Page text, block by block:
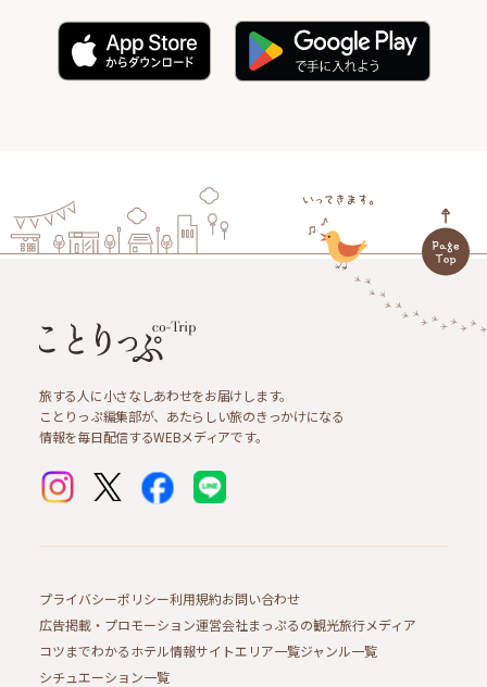
旅する人に小さなしあわせをお届けします。
ことりっぷ編集部が、あたらしい旅のきっかけになる
情報を毎日配信するWEBメディアです。
プライバシーポリシー利用規約お問い合わせ
広告掲載・プロモーション運営会社まっぷるの観光旅行メディア
コツまでわかるホテル情報サイトエリア一覧ジャンル一覧
シチュエーション一覧